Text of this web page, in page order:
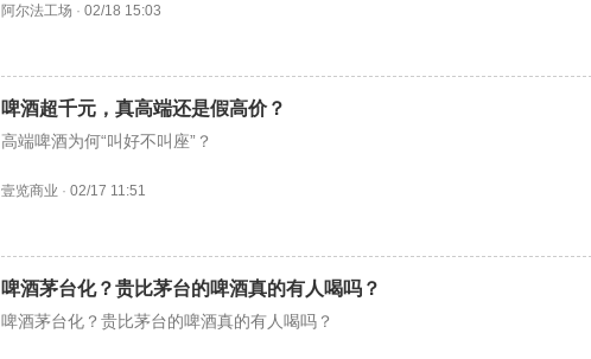
阿尔法工场 · 02/18 15:03
啤酒超千元，真高端还是假高价？
高端啤酒为何“叫好不叫座”？
壹览商业 · 02/17 11:51
啤酒茅台化？贵比茅台的啤酒真的有人喝吗？
啤酒茅台化？贵比茅台的啤酒真的有人喝吗？